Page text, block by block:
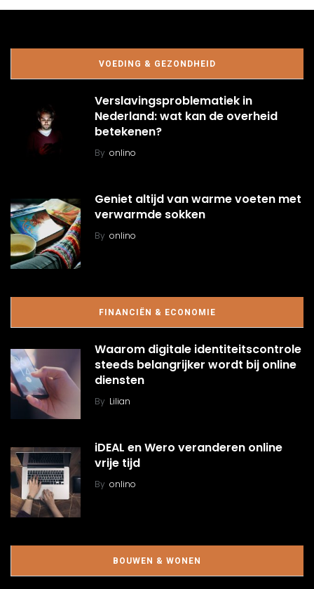
VOEDING & GEZONDHEID
Verslavingsproblematiek in
Nederland: wat kan de overheid
betekenen?
By onlino
Geniet altijd van warme voeten met
verwarmde sokken
By onlino
FINANCIËN & ECONOMIE
Waarom digitale identiteitscontrole
steeds belangrijker wordt bij online
diensten
By Lilian
iDEAL en Wero veranderen online
vrije tijd
By onlino
BOUWEN & WONEN